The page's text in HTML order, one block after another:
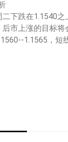
下跌在1.1540
后市上涨的目标
1.1565，短